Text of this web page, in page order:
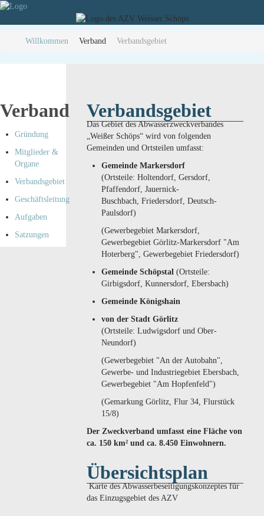
Willkommen Verband Verbandsgebiet
Verband
Gründung
Mitglieder &
Organe
Verbandsgebiet
Geschäftsleitung
Aufgaben
Satzungen
Verbandsgebiet
Das Gebiet des Abwasserzweckverbandes
„Weißer Schöps“ wird von folgenden
Gemeinden und Ortsteilen umfasst:
Gemeinde Markersdorf
(Ortsteile: Holtendorf, Gersdorf,
Pfaffendorf, Jauernick-
Buschbach, Friedersdorf, Deutsch-
Paulsdorf)
(Gewerbegebiet Markersdorf,
Gewerbegebiet Görlitz-Markersdorf "Am
Hoterberg", Gewerbegebiet Friedersdorf)
Gemeinde Schöpstal (Ortsteile:
Girbigsdorf, Kunnersdorf, Ebersbach)
Gemeinde Königshain
von der Stadt Görlitz
(Ortsteile: Ludwigsdorf und Ober-
Neundorf)
(Gewerbegebiet "An der Autobahn",
Gewerbe- und Industriegebiet Ebersbach,
Gewerbegebiet "Am Hopfenfeld")
(Gemarkung Görlitz, Flur 34, Flurstück
15/8)
Der Zweckverband umfasst eine Fläche von
ca. 150 km² und ca. 8.450 Einwohnern.
Übersichtsplan
Karte des Abwasserbeseitigungskonzeptes für
das Einzugsgebiet des AZV